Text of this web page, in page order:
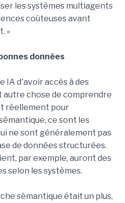
les systèmes multiagents
coûteuses avant
»
données
IA d'avoir accès à des
autre chose de comprendre
réellement pour
ce sont les
ne sont généralement pas
de données structurées.
par exemple, auront des
selon les systèmes.
sémantique était un plus,